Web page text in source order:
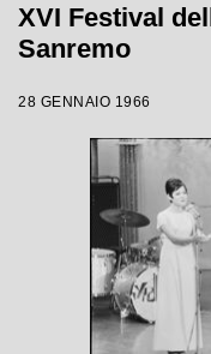
XVI Festival
Sanremo
28 GENNAIO 1966